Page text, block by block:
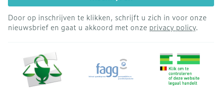
Door op inschrijven te klikken, schrijft u zich in voor onze
nieuwsbrief en gaat u akkoord met onze privacy policy.